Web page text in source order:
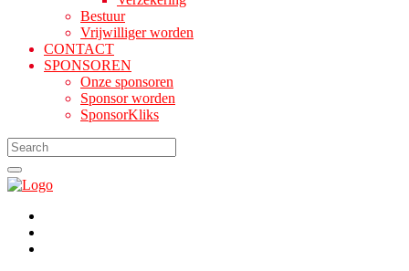
Bestuur
Vrijwilliger worden
CONTACT
SPONSOREN
Onze sponsoren
Sponsor worden
SponsorKliks